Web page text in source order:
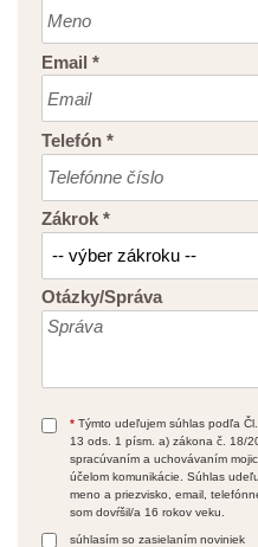
Email *
Telefón *
Zákrok *
Otázky/Správa
* Týmto udeľujem súhlas podľa
13 ods. 1 písm. a) zákona č. 18/
spracúvaním a uchovávaním
účelom komunikácie. Súhlas
meno a priezvisko, email,
som dovŕšil/a 16 rokov veku.
súhlasím so zasielaním noviniek